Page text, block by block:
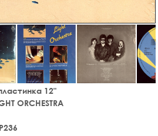
12"
ORCHESTRA